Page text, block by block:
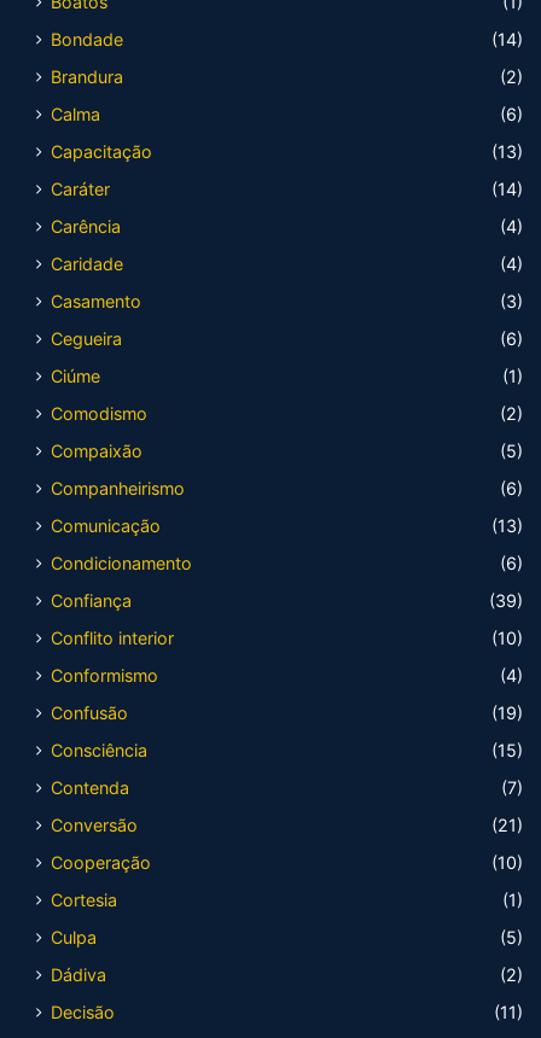
Bondade
(14)
Brandura
(2)
Calma
(6)
Capacitação
(13)
Caráter
(14)
Carência
(4)
Caridade
(4)
Casamento
(3)
Cegueira
(6)
Ciúme
(1)
Comodismo
(2)
Compaixão
(5)
Companheirismo
(6)
Comunicação
(13)
Condicionamento
(6)
Confiança
(39)
Conflito interior
(10)
Conformismo
(4)
Confusão
(19)
Consciência
(15)
Contenda
(7)
Conversão
(21)
Cooperação
(10)
Cortesia
(1)
Culpa
(5)
Dádiva
(2)
Decisão
(11)